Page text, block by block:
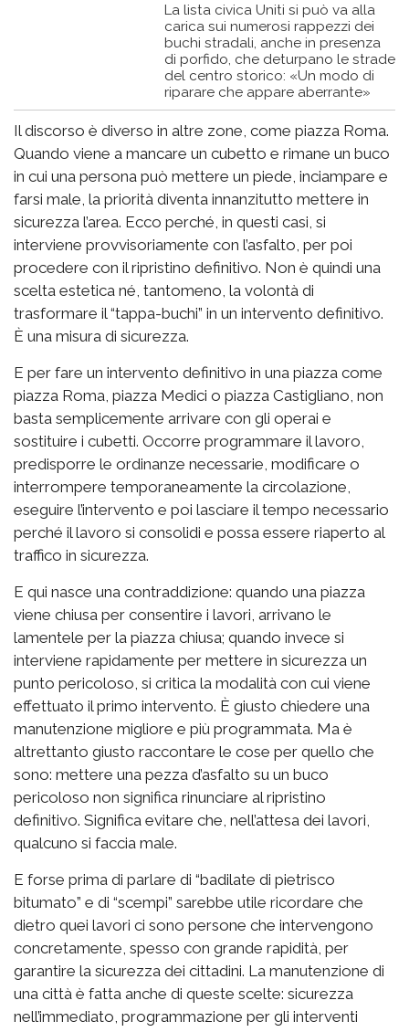
La lista civica Uniti si può va alla
carica sui numerosi rappezzi dei
buchi stradali, anche in presenza
di porfido, che deturpano le strade
del centro storico: «Un modo di
riparare che appare aberrante»
Il discorso è diverso in altre zone, come piazza Roma.
Quando viene a mancare un cubetto e rimane un buco
in cui una persona può mettere un piede, inciampare e
farsi male, la priorità diventa innanzitutto mettere in
sicurezza l’area. Ecco perché, in questi casi, si
interviene provvisoriamente con l’asfalto, per poi
procedere con il ripristino definitivo. Non è quindi una
scelta estetica né, tantomeno, la volontà di
trasformare il “tappa-buchi” in un intervento definitivo.
È una misura di sicurezza.
E per fare un intervento definitivo in una piazza come
piazza Roma, piazza Medici o piazza Castigliano, non
basta semplicemente arrivare con gli operai e
sostituire i cubetti. Occorre programmare il lavoro,
predisporre le ordinanze necessarie, modificare o
interrompere temporaneamente la circolazione,
eseguire l’intervento e poi lasciare il tempo necessario
perché il lavoro si consolidi e possa essere riaperto al
traffico in sicurezza.
E qui nasce una contraddizione: quando una piazza
viene chiusa per consentire i lavori, arrivano le
lamentele per la piazza chiusa; quando invece si
interviene rapidamente per mettere in sicurezza un
punto pericoloso, si critica la modalità con cui viene
effettuato il primo intervento. È giusto chiedere una
manutenzione migliore e più programmata. Ma è
altrettanto giusto raccontare le cose per quello che
sono: mettere una pezza d’asfalto su un buco
pericoloso non significa rinunciare al ripristino
definitivo. Significa evitare che, nell’attesa dei lavori,
qualcuno si faccia male.
E forse prima di parlare di “badilate di pietrisco
bitumato” e di “scempi” sarebbe utile ricordare che
dietro quei lavori ci sono persone che intervengono
concretamente, spesso con grande rapidità, per
garantire la sicurezza dei cittadini. La manutenzione di
una città è fatta anche di queste scelte: sicurezza
nell’immediato, programmazione per gli interventi